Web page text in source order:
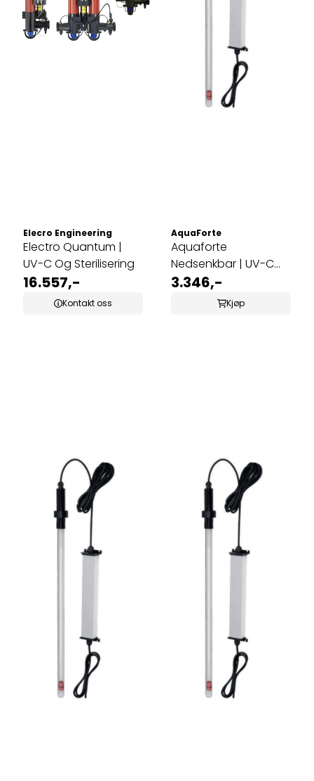
Elecro Engineering
Electro Quantum |
UV-C Og Sterilisering
16.557,-
Kontakt oss
AquaForte
Aquaforte
Nedsenkbar | UV-C
40W
3.346,-
Kjøp